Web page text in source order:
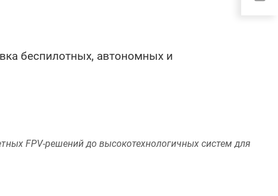
беспилотных, автономных и
FPV-решений до высокотехнологичных систем для